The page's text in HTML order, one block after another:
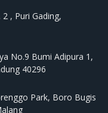
2 , Puri Gading,
No.9 Bumi Adipura 1,
40296
Park, Boro Bugis